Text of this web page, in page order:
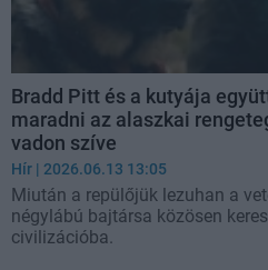
Bradd Pitt és a kutyája
maradni az alaszkai
vadon szíve
Hír | 2026.06.13 13:05
Miután a repülőjük lezuhan a
négylábú bajtársa közösen
civilizációba.